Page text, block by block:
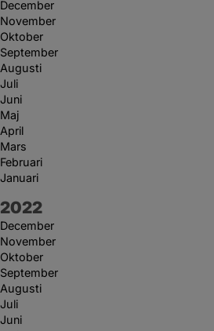
December
November
Oktober
September
Augusti
Juli
Juni
Maj
April
Mars
Februari
Januari
År:
2022
December
November
Oktober
September
Augusti
Juli
Juni